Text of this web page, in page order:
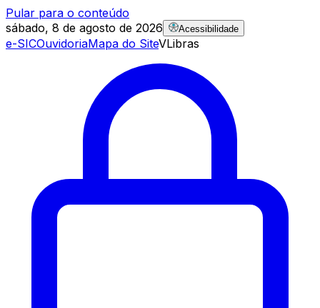
Pular para o conteúdo
sábado, 8 de agosto de 2026
Acessibilidade
e-SICOuvidoriaMapa do SiteVLibras